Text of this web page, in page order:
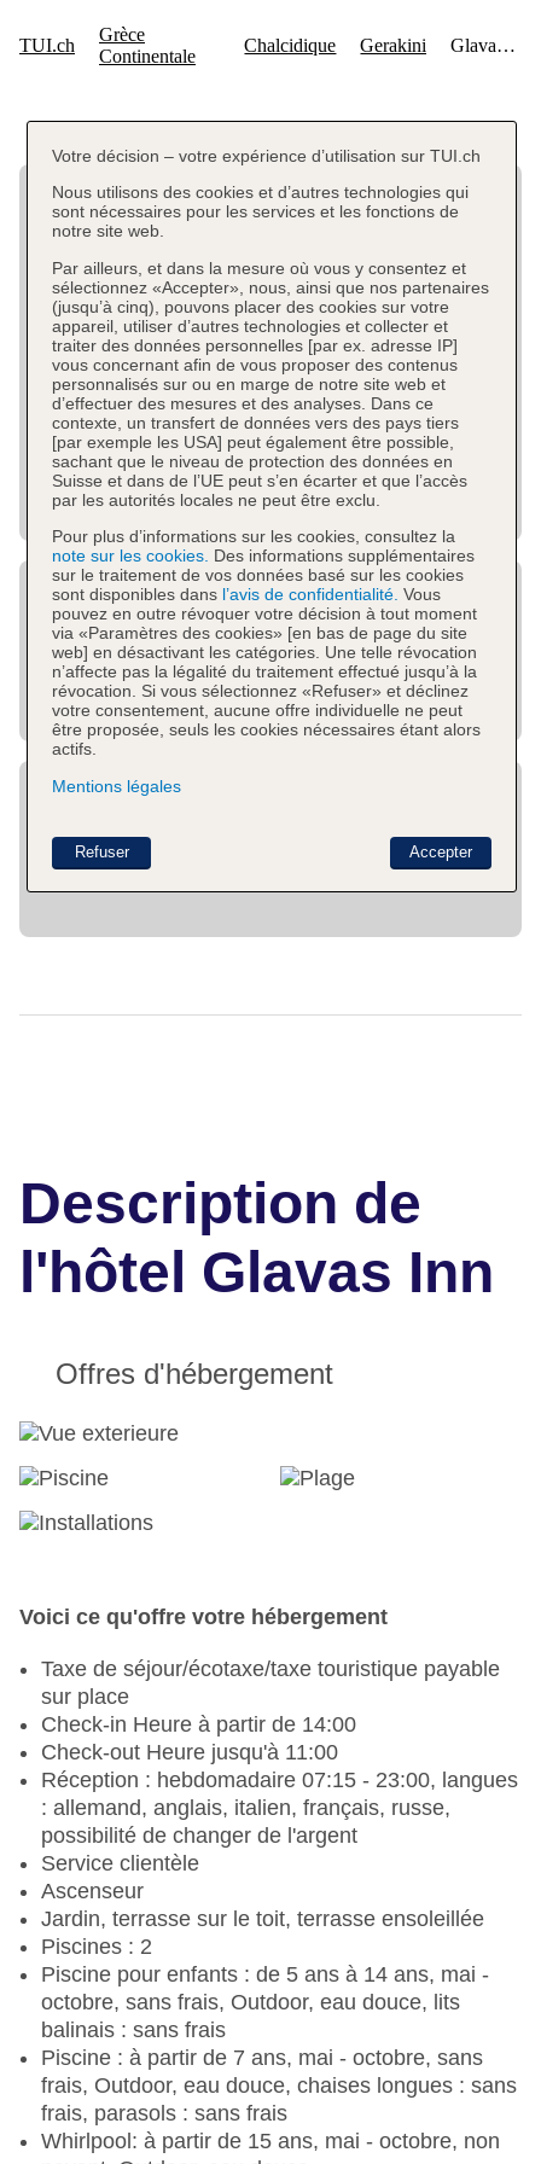
Description de
l'hôtel Glavas Inn
Offres d'hébergement
Voici ce qu'offre votre hébergement
Taxe de séjour/écotaxe/taxe touristique payable
sur place
Check-in Heure à partir de 14:00
Check-out Heure jusqu'à 11:00
Réception : hebdomadaire 07:15 - 23:00, langues
: allemand, anglais, italien, français, russe,
possibilité de changer de l'argent
Service clientèle
Ascenseur
Jardin, terrasse sur le toit, terrasse ensoleillée
Piscines : 2
Piscine pour enfants : de 5 ans à 14 ans, mai -
octobre, sans frais, Outdoor, eau douce, lits
balinais : sans frais
Piscine : à partir de 7 ans, mai - octobre, sans
frais, Outdoor, eau douce, chaises longues : sans
frais, parasols : sans frais
Whirlpool: à partir de 15 ans, mai - octobre, non
Votre décision – votre expérience d’utilisation sur TUI.ch
Nous utilisons des cookies et d’autres technologies qui
sont nécessaires pour les services et les fonctions de
notre site web.
Par ailleurs, et dans la mesure où vous y consentez et
sélectionnez «Accepter», nous, ainsi que nos partenaires
(jusqu’à cinq), pouvons placer des cookies sur votre
appareil, utiliser d’autres technologies et collecter et
traiter des données personnelles [par ex. adresse IP]
vous concernant afin de vous proposer des contenus
personnalisés sur ou en marge de notre site web et
d’effectuer des mesures et des analyses. Dans ce
contexte, un transfert de données vers des pays tiers
[par exemple les USA] peut également être possible,
sachant que le niveau de protection des données en
Suisse et dans de l’UE peut s’en écarter et que l’accès
par les autorités locales ne peut être exclu.
Pour plus d’informations sur les cookies, consultez la
note sur les cookies. Des informations supplémentaires
sur le traitement de vos données basé sur les cookies
sont disponibles dans l’avis de confidentialité. Vous
pouvez en outre révoquer votre décision à tout moment
via «Paramètres des cookies» [en bas de page du site
web] en désactivant les catégories. Une telle révocation
n’affecte pas la légalité du traitement effectué jusqu’à la
révocation. Si vous sélectionnez «Refuser» et déclinez
votre consentement, aucune offre individuelle ne peut
être proposée, seuls les cookies nécessaires étant alors
actifs.
Mentions légales
Accepter
Refuser